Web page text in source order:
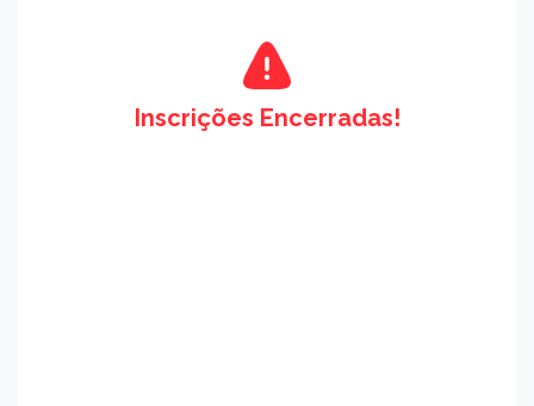
Inscrições Encerradas!